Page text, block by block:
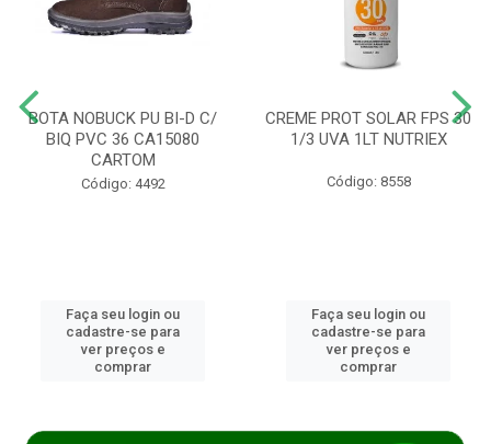
BOTA NOBUCK PU BI-D C/
BIQ PVC 36 CA15080
CARTOM
Código: 4492
Faça seu login ou
cadastre-se para
ver preços e
comprar
CREME PROT SOLAR FPS 30
1/3 UVA 1LT NUTRIEX
Código: 8558
Faça seu login ou
cadastre-se para
ver preços e
comprar